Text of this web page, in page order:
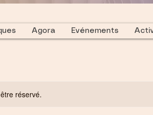
Agora Evénements
réservé.